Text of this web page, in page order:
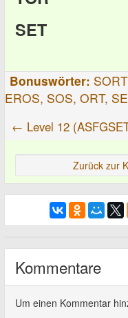
SET
Bonuswörter:
EROS, SOS, ORT,
← Level 12
Zurück zur
Kommentare
Um einen Kommentar